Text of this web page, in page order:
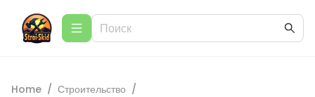
Home / Строительство /